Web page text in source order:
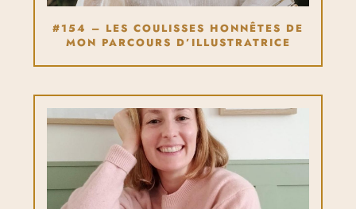
#154 – LES COULISSES HONNÊTES DE
MON PARCOURS D’ILLUSTRATRICE